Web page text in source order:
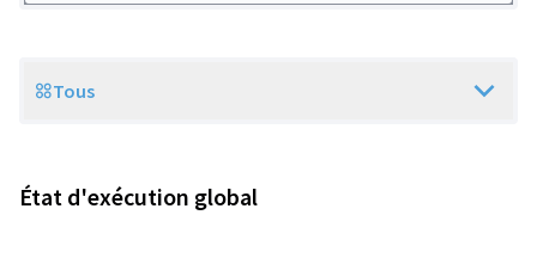
Scope
Tous
État d'exécution global